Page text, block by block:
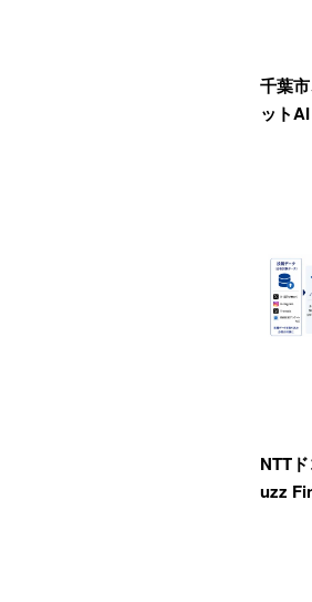
千葉
ット
NTT
uzz